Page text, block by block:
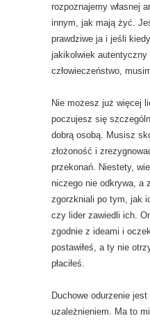
rozpoznajemy własnej
innym, jak mają żyć.
prawdziwe ja i jeśli
jakikolwiek autentyczny
człowieczeństwo,
Nie możesz już więcej
poczujesz się
dobrą osobą. Musisz
złożoność i
przekonań. Niestety,
niczego nie odkrywa, a
zgorzkniali po tym, jak
czy lider zawiedli ich.
zgodnie z ideami i
postawiłeś, a ty nie
płaciłeś.
Duchowe odurzenie
uzależnieniem. Ma to